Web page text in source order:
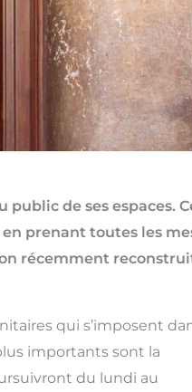
public de ses espaces.
prenant toutes les
récemment
qui s’imposent
importants sont la
du lundi au